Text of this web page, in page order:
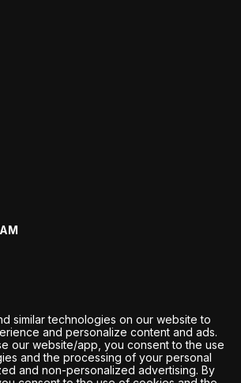
similar technologies on our website to
and personalize content and ads.
our website/app, you consent to the use
and the processing of your personal
and non-personalized advertising. By